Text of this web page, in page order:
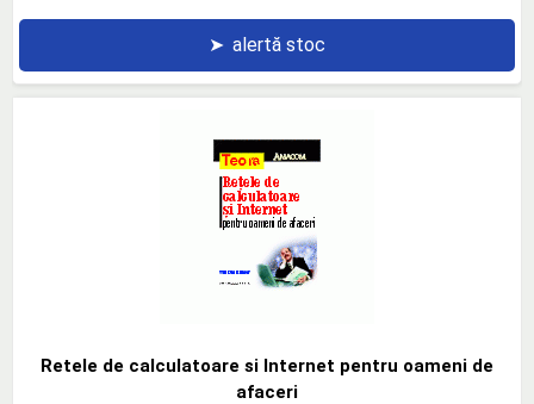
➤ alertă stoc
Retele de calculatoare si Internet pentru oameni de
afaceri